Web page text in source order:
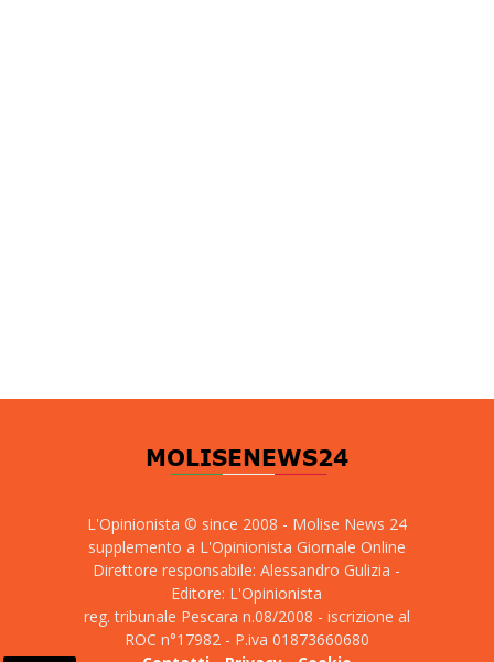
L'Opinionista © since 2008 - Molise News 24
supplemento a L'Opinionista Giornale Online
Direttore responsabile: Alessandro Gulizia -
Editore: L'Opinionista
reg. tribunale Pescara n.08/2008 - iscrizione al
ROC n°17982 - P.iva 01873660680